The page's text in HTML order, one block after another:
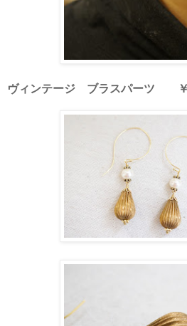
ヴィンテージ ブラスパーツ ￥